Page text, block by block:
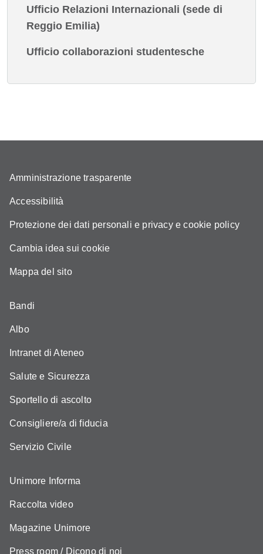
Ufficio Relazioni Internazionali (sede di
Reggio Emilia)
Ufficio collaborazioni studentesche
Amministrazione trasparente
Accessibilità
Protezione dei dati personali e privacy e cookie policy
Cambia idea sui cookie
Mappa del sito
Bandi
Albo
Intranet di Ateneo
Salute e Sicurezza
Sportello di ascolto
Consigliere/a di fiducia
Servizio Civile
Unimore Informa
Raccolta video
Magazine Unimore
Press room / Dicono di noi